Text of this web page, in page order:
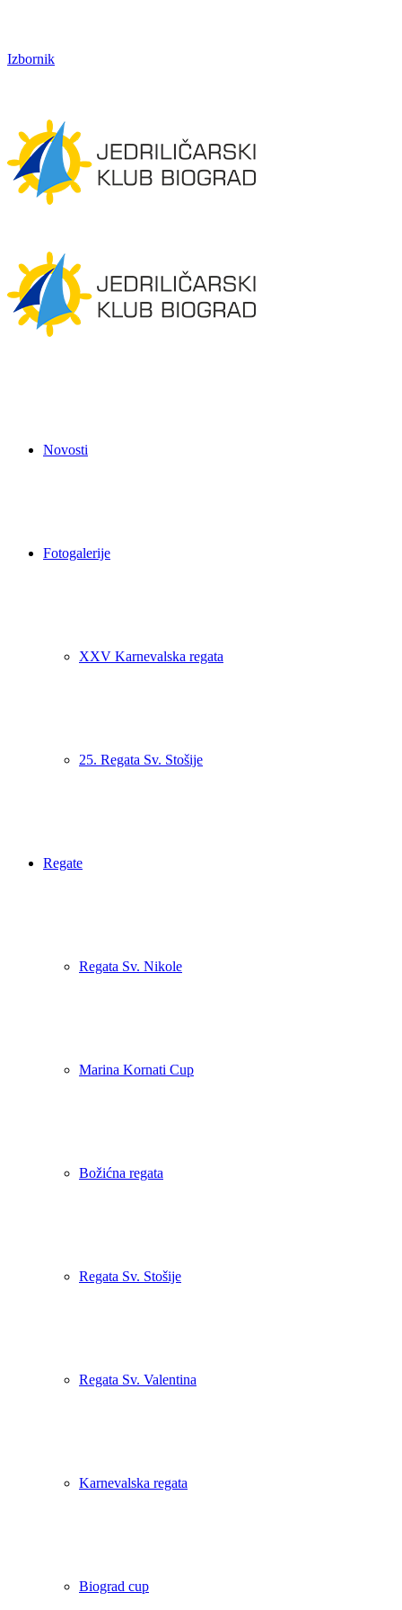
Izbornik
Novosti
Fotogalerije
XXV Karnevalska regata
25. Regata Sv. Stošije
Regate
Regata Sv. Nikole
Marina Kornati Cup
Božićna regata
Regata Sv. Stošije
Regata Sv. Valentina
Karnevalska regata
Biograd cup